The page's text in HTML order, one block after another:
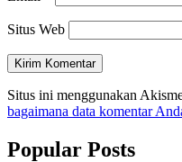
Situs Web
Situs ini menggunakan
bagaimana data komentar
Popular Posts